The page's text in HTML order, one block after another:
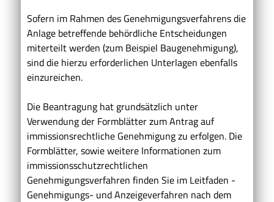
Sofern im Rahmen des Genehmigungsverfahrens die
Anlage betreffende behördliche Entscheidungen
miterteilt werden (zum Beispiel Baugenehmigung),
sind die hierzu erforderlichen Unterlagen ebenfalls
einzureichen.
Die Beantragung hat grundsätzlich unter
Verwendung der Formblätter zum Antrag auf
immissionsrechtliche Genehmigung zu erfolgen. Die
Formblätter, sowie weitere Informationen zum
immissionsschutzrechtlichen
Genehmigungsverfahren finden Sie im Leitfaden -
Genehmigungs- und Anzeigeverfahren nach dem